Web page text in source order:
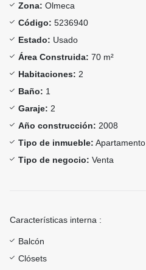
Zona: Olmeca
Código: 5236940
Estado: Usado
Área Construida: 70 m²
Habitaciones: 2
Baño: 1
Garaje: 2
Año construcción: 2008
Tipo de inmueble: Apartamento
Tipo de negocio: Venta
Características interna :
Balcón
Clósets